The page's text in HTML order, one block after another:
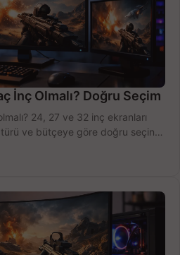
İnç Olmalı? Doğru Seçim
24, 27 ve 32 inç ekranları
ve bütçeye göre doğru seçin,